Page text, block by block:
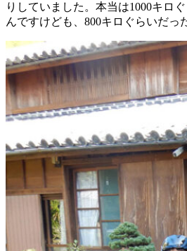
りしていました。本当は1000キロ
んですけども、800キロぐらいだっ